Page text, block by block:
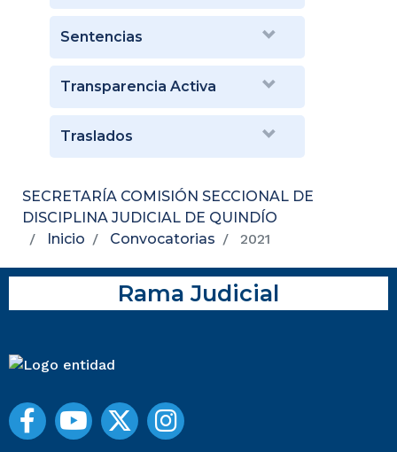
Sentencias
Transparencia Activa
Traslados
SECRETARÍA COMISIÓN SECCIONAL DE
DISCIPLINA JUDICIAL DE QUINDÍO
Inicio
Convocatorias 2021
Rama Judicial